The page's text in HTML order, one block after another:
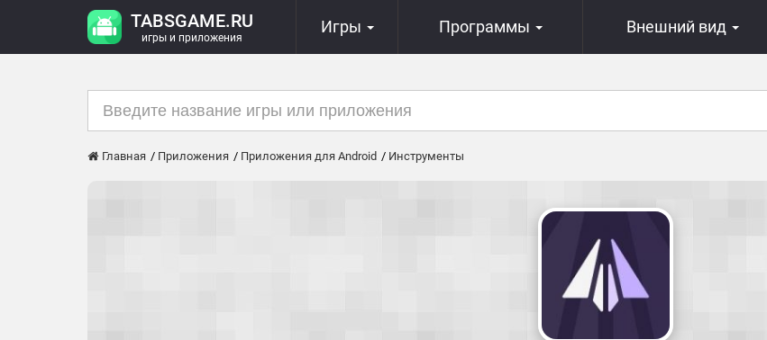
TABSGAME.RU
игры и приложения
Игры Программы Внешний вид
Главная Приложения Приложения для Android Инструменты